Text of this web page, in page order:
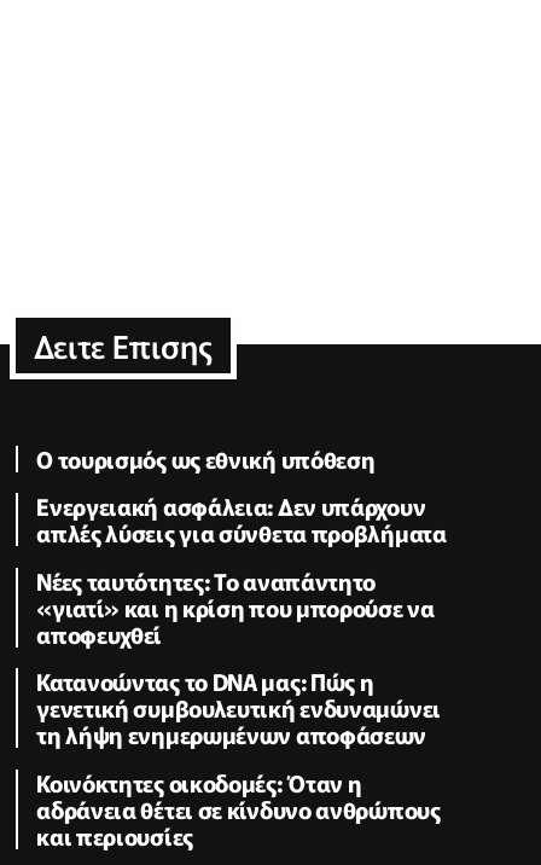
Δειτε Επισης
Ο τουρισμός ως εθνική υπόθεση
Ενεργειακή ασφάλεια: Δεν υπάρχουν
απλές λύσεις για σύνθετα προβλήματα
Νέες ταυτότητες: Το αναπάντητο
«γιατί» και η κρίση που μπορούσε να
αποφευχθεί
Κατανοώντας το DNA μας: Πώς η
γενετική συμβουλευτική ενδυναμώνει
τη λήψη ενημερωμένων αποφάσεων
Κοινόκτητες οικοδομές: Όταν η
αδράνεια θέτει σε κίνδυνο ανθρώπους
και περιουσίες